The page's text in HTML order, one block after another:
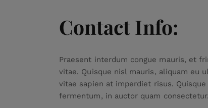
Contact Info:
Praesent interdum congue mauris, et
vitae. Quisque nisl mauris, aliquam eu
vitae sapien at imperdiet risus. Quisque
fermentum, in auctor quam consectetur.